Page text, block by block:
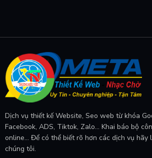
Dịch vụ thiết kế Website, Seo web từ khóa
Facebook, ADS, Tiktok, Zalo... Khai báo bộ
online... Để có thể biết rõ hơn các dịch vụ hãy
chúng tôi.